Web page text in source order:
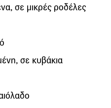
σε μικρές ροδέλες
σε κυβάκια